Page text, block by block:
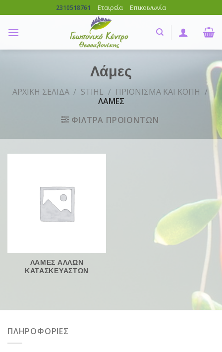
to
content
2310518761 Εταιρεία Επικοινωνία
Λάμες
ΑΡΧΙΚΗ ΣΕΛΙΔΑ / STIHL / ΠΡΙΟΝΙΣΜΑ ΚΑΙ ΚΟΠΗ /
ΛΑΜΕΣ
ΦΙΛΤΡΑ ΠΡΟΙΟΝΤΩΝ
ΛΑΜΕΣ ΑΛΛΩΝ
ΚΑΤΑΣΚΕΥΑΣΤΩΝ
ΠΛΗΡΟΦΟΡΙΕΣ